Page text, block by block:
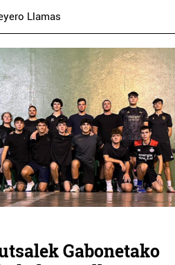
Llamas
Gabonetako
Osasungintza